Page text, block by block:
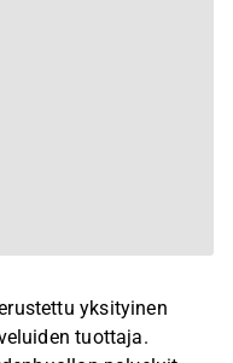
yksityinen
tuottaja.